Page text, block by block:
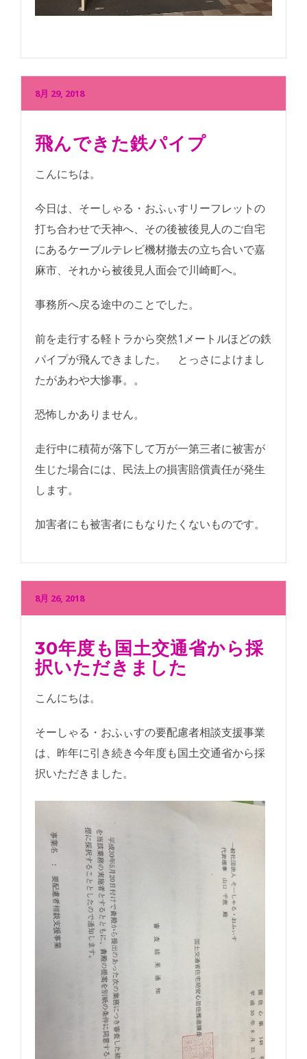
8月 29, 2018
飛んできた鉄パイプ
こんにちは。
今日は、そーしゃる・おふぃすリーフレットの
打ち合わせで天神へ、その後被後見人のご自宅
にあるケーブルテレビ機材撤去の立ち合いで嘉
麻市、それから被後見人面会で川崎町へ。
事務所へ戻る途中のことでした。
前を走行する軽トラから突然1メートルほどの鉄
パイプが飛んできました。 とっさによけまし
たがあわや大惨事。。
恐怖しかありません。
走行中に積荷が落下して万が一第三者に被害が
生じた場合には、民法上の損害賠償責任が発生
します。
加害者にも被害者にもなりたくないものです。
8月 26, 2018
30年度も国土交通省から採
択いただきました
こんにちは。
そーしゃる・おふぃすの要配慮者相談支援事業
は、昨年に引き続き今年度も国土交通省から採
択いただきました。